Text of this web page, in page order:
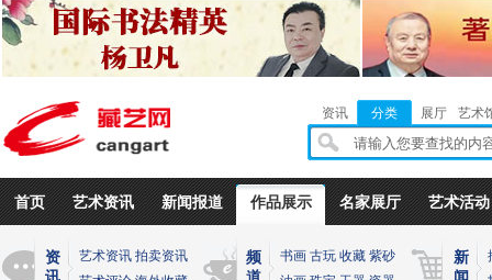
资讯 分类 展厅 艺术
首页 艺术资讯 新闻报道 作品展示 名家展厅 艺术活动
资
艺术资讯 拍卖资讯
频
书画 古玩 收藏 紫砂
新